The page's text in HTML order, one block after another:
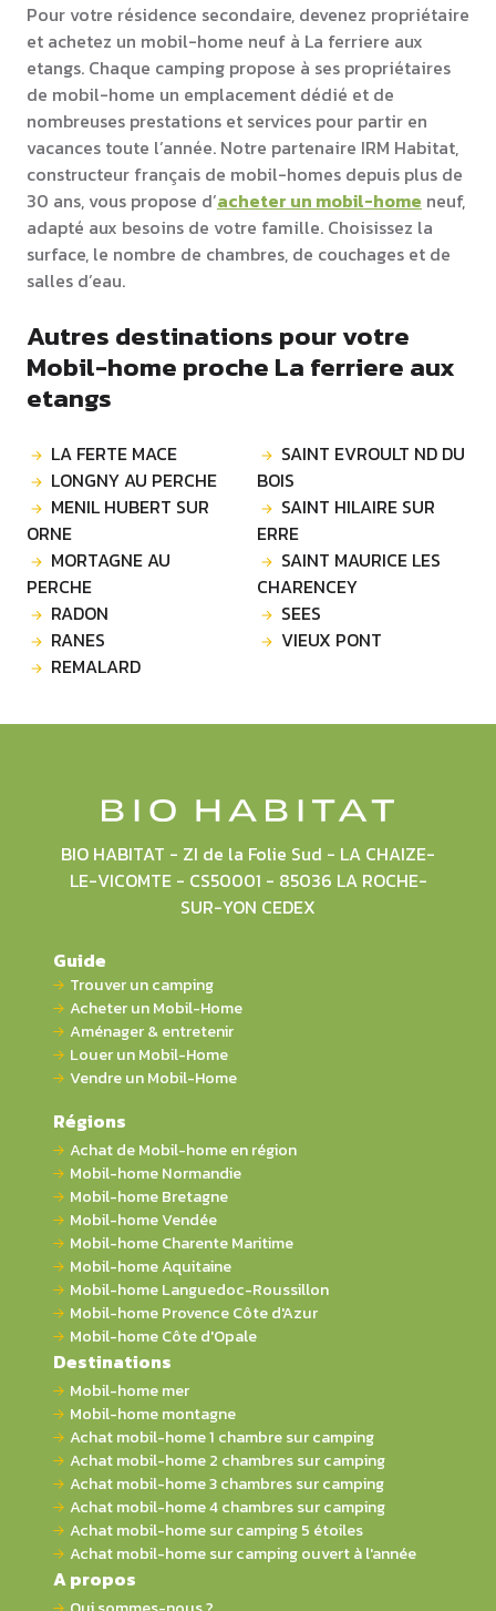
Pour votre résidence secondaire, devenez propriétaire
et achetez un mobil-home neuf à La ferriere aux
etangs. Chaque camping propose à ses propriétaires
de mobil-home un emplacement dédié et de
nombreuses prestations et services pour partir en
vacances toute l’année. Notre partenaire IRM Habitat,
constructeur français de mobil-homes depuis plus de
30 ans, vous propose d’acheter un mobil-home neuf,
adapté aux besoins de votre famille. Choisissez la
surface, le nombre de chambres, de couchages et de
salles d’eau.
Autres destinations pour votre
Mobil-home proche La ferriere aux
etangs
LA FERTE MACE
LONGNY AU PERCHE
MENIL HUBERT SUR
ORNE
MORTAGNE AU
PERCHE
RADON
RANES
REMALARD
SAINT EVROULT ND DU
BOIS
SAINT HILAIRE SUR
ERRE
SAINT MAURICE LES
CHARENCEY
SEES
VIEUX PONT
BIO HABITAT - ZI de la Folie Sud - LA CHAIZE-
LE-VICOMTE - CS50001 - 85036 LA ROCHE-
SUR-YON CEDEX
Guide
Trouver un camping
Acheter un Mobil-Home
Aménager & entretenir
Louer un Mobil-Home
Vendre un Mobil-Home
Régions
Achat de Mobil-home en région
Mobil-home Normandie
Mobil-home Bretagne
Mobil-home Vendée
Mobil-home Charente Maritime
Mobil-home Aquitaine
Mobil-home Languedoc-Roussillon
Mobil-home Provence Côte d'Azur
Mobil-home Côte d'Opale
Destinations
Mobil-home mer
Mobil-home montagne
Achat mobil-home 1 chambre sur camping
Achat mobil-home 2 chambres sur camping
Achat mobil-home 3 chambres sur camping
Achat mobil-home 4 chambres sur camping
Achat mobil-home sur camping 5 étoiles
Achat mobil-home sur camping ouvert à l'année
A propos